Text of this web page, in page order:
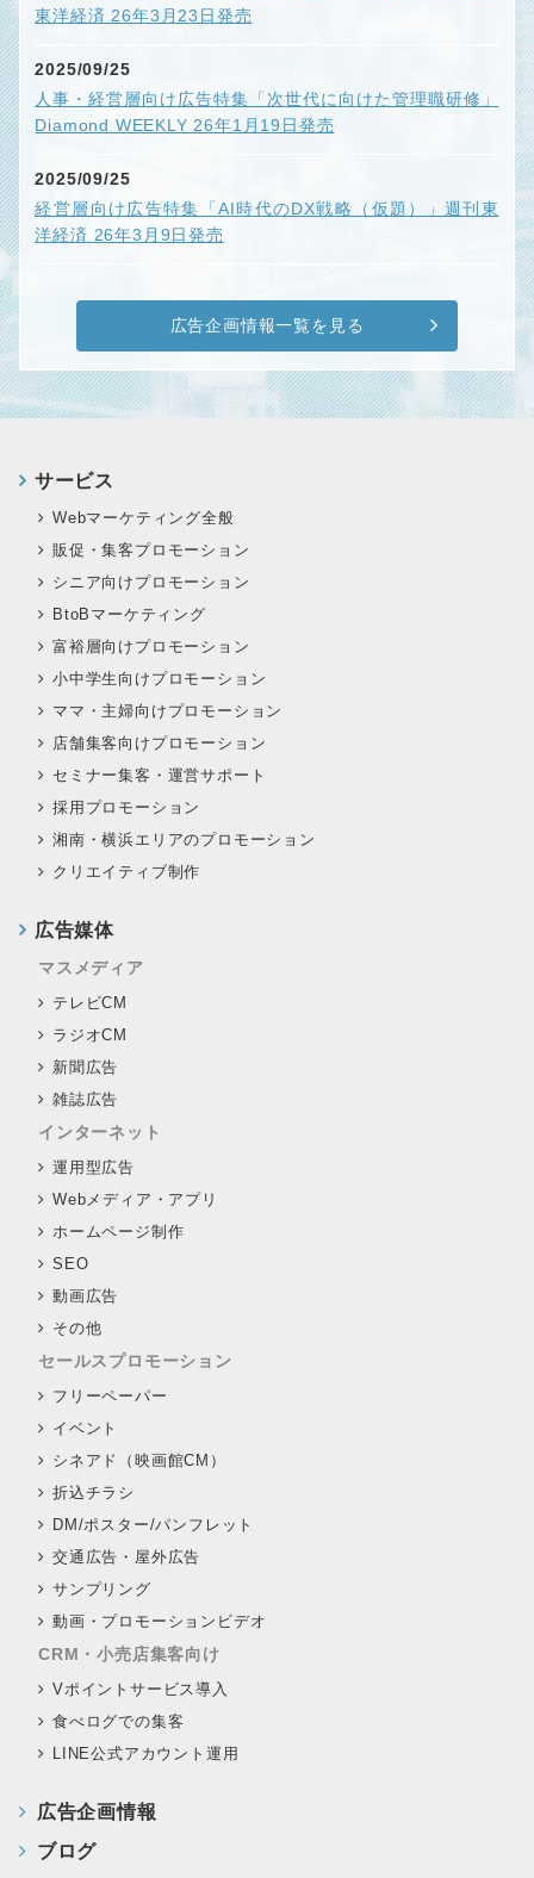
東洋経済 26年3月23日発売
2025/09/25
人事・経営層向け広告特集「次世代に向けた管理職研修」
Diamond WEEKLY 26年1月19日発売
2025/09/25
経営層向け広告特集「AI時代のDX戦略（仮題）」週刊東
洋経済 26年3月9日発売
広告企画情報一覧を見る
サービス
Webマーケティング全般
販促・集客プロモーション
シニア向けプロモーション
BtoBマーケティング
富裕層向けプロモーション
小中学生向けプロモーション
ママ・主婦向けプロモーション
店舗集客向けプロモーション
セミナー集客・運営サポート
採用プロモーション
湘南・横浜エリアのプロモーション
クリエイティブ制作
広告媒体
マスメディア
テレビCM
ラジオCM
新聞広告
雑誌広告
インターネット
運用型広告
Webメディア・アプリ
ホームページ制作
SEO
動画広告
その他
セールスプロモーション
フリーペーパー
イベント
シネアド（映画館CM）
折込チラシ
DM/ポスター/パンフレット
交通広告・屋外広告
サンプリング
動画・プロモーションビデオ
CRM・小売店集客向け
Vポイントサービス導入
食べログでの集客
LINE公式アカウント運用
広告企画情報
ブログ